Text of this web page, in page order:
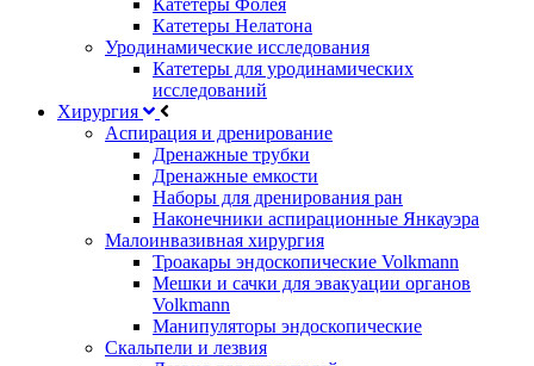
Катетеры Фолея
Катетеры Нелатона
Уродинамические исследования
Катетеры для уродинамических
исследований
Хирургия
Аспирация и дренирование
Дренажные трубки
Дренажные емкости
Наборы для дренирования ран
Наконечники аспирационные Янкауэра
Малоинвазивная хирургия
Троакары эндоскопические Volkmann
Мешки и сачки для эвакуации органов
Volkmann
Манипуляторы эндоскопические
Скальпели и лезвия